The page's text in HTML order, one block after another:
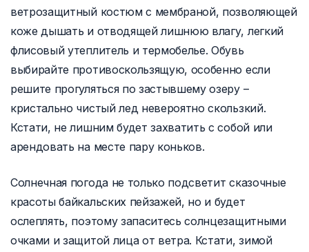
ветрозащитный костюм с мембраной, позволяющей
коже дышать и отводящей лишнюю влагу, легкий
флисовый утеплитель и термобелье. Обувь
выбирайте противоскользящую, особенно если
решите прогуляться по застывшему озеру –
кристально чистый лед невероятно скользкий.
Кстати, не лишним будет захватить с собой или
арендовать на месте пару коньков.
Солнечная погода не только подсветит сказочные
красоты байкальских пейзажей, но и будет
ослеплять, поэтому запаситесь солнцезащитными
очками и защитой лица от ветра. Кстати, зимой